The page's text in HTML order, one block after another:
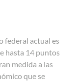
federal actual es
hasta 14 puntos
medida a las
que se